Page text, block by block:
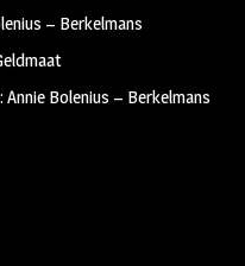
– Berkelmans
Annie Bolenius – Berkelmans